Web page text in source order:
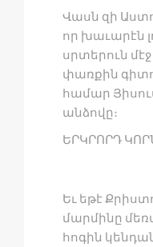
Վասն զի
որ խաւարէն
սրտերուն
փառքին
համար
անձովը։
ԵՐԿՐՈՐԴ
Եւ եթէ
մարմինը
հոգին